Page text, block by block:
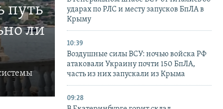
путь
ли
ударах по РЛС и месту запусков БпЛА в
Крыму
10:39
Воздушные силы ВСУ: ночью войска РФ
атаковали Украину почти 150 БпЛА,
часть из них запускали из Крыма
09:28